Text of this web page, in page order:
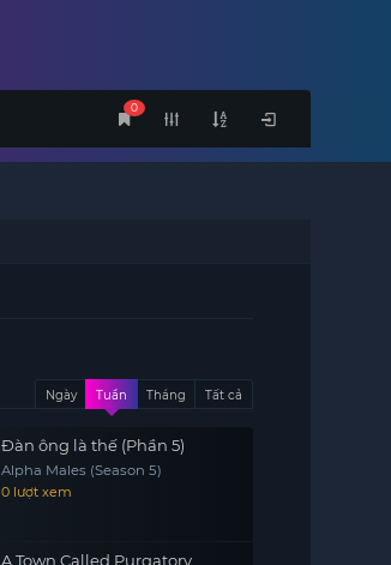
0
Ngày Tuần Tháng Tất cả
Đàn ông là thế (Phần 5)
Alpha Males (Season 5)
0 lượt xem
A Town Called Purgatory